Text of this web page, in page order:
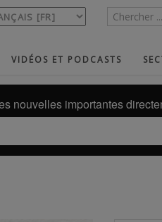
VIDÉOS ET PODCASTS
nouvelles importantes